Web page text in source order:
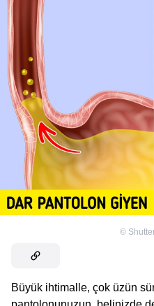
©
Büyük ihtimalle, çok üzün